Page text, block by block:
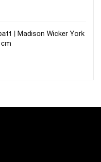
| Madison Wicker York